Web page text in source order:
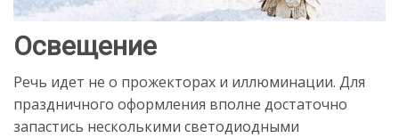
Освещение
Речь идет не о прожекторах и иллюминации. Для
праздничного оформления вполне достаточно
запастись несколькими светодиодными